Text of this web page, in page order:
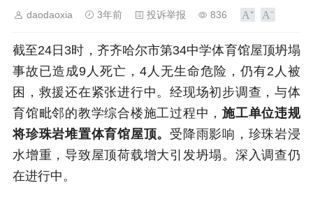
daodaoxia 3年前 投诉举报 836
截至24日3时，齐齐哈尔市第34中学体育馆屋顶坍塌
事故已造成9人死亡，4人无生命危险，仍有2人被
困，救援还在紧张进行中。经现场初步调查，与体
育馆毗邻的教学综合楼施工过程中，施工单位违规
将珍珠岩堆置体育馆屋顶。 受降雨影响，珍珠岩浸
水增重，导致屋顶荷载增大引发坍塌。深入调查仍
在进行中。